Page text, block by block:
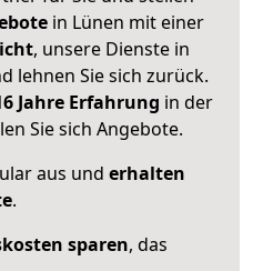
in Lünen mit einer
, unsere Dienste in
lehnen Sie sich zurück.
Jahre Erfahrung in der
Sie sich Angebote.
aus und erhalten
.
sparen, das